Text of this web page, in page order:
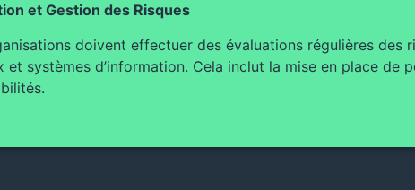
et Gestion des Risques
doivent effectuer des évaluations régulières
et systèmes d’information. Cela inclut la mise en place